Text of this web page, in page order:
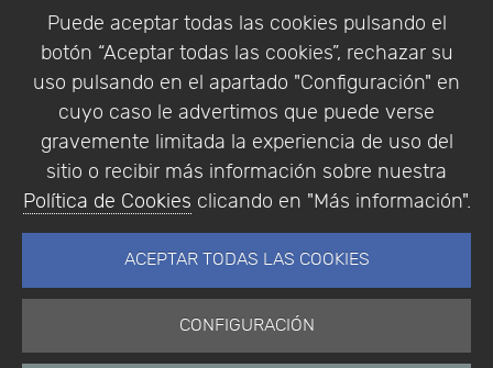
Puede aceptar todas las cookies pulsando el
botón “Aceptar todas las cookies”, rechazar su
uso pulsando en el apartado "Configuración" en
cuyo caso le advertimos que puede verse
gravemente limitada la experiencia de uso del
sitio o recibir más información sobre nuestra
Política de Cookies clicando en "Más información".
ACEPTAR TODAS LAS COOKIES
CONFIGURACIÓN
Empresa|Aviso Legal| Política de Privacidad |
Política de Cookies
© Copyright 1994 - 2026. Addlink Software
Científico, S.L.
Portugal.